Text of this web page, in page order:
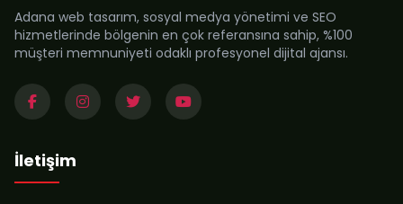
Adana web tasarım, sosyal medya yönetimi ve SEO
hizmetlerinde bölgenin en çok referansına sahip, %100
müşteri memnuniyeti odaklı profesyonel dijital ajansı.
İletişim